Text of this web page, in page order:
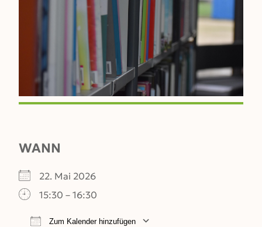
WANN
22. Mai 2026
15:30 – 16:30
Zum Kalender hinzufügen